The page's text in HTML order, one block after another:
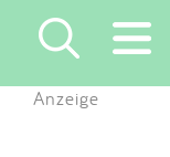
×
Anzeige